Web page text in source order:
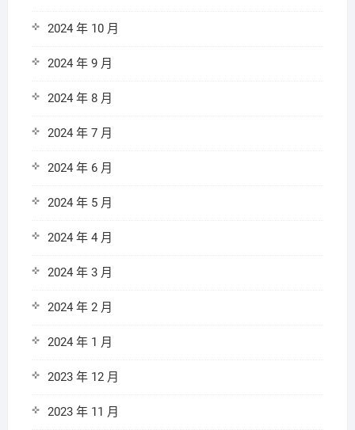
2024 年 10 月
2024 年 9 月
2024 年 8 月
2024 年 7 月
2024 年 6 月
2024 年 5 月
2024 年 4 月
2024 年 3 月
2024 年 2 月
2024 年 1 月
2023 年 12 月
2023 年 11 月